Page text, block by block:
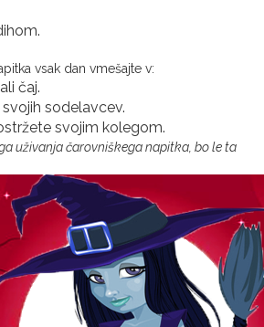
vsak dan vmešajte v:
čaj.
sodelavcev.
svojim kolegom.
uživanja čarovniškega napitka, bo le ta